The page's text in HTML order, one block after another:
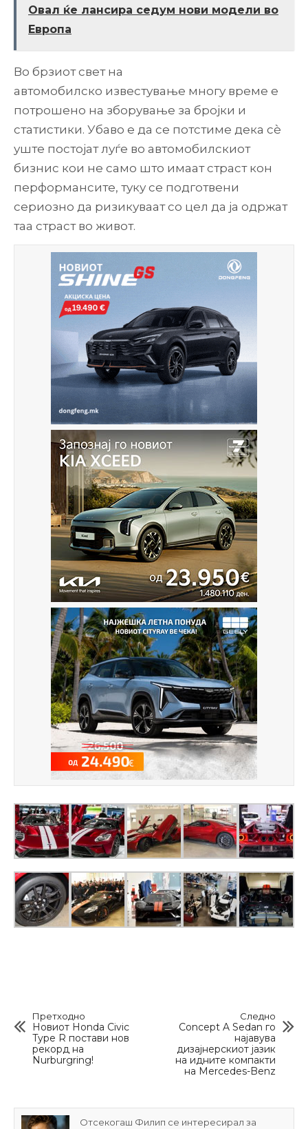
Овал ќе лансира седум нови модели во
Европа
Во брзиот свет на
автoмобилско известување многу време е
потрошено на зборување за бројки и
статистики. Убаво е да се потстиме дека сè
уште постојат луѓе во автомобилскиот
бизнис кои не само што имаат страст кон
перформансите, туку се подготвени
сериозно да ризикуваат со цел да ја одржат
таа страст во живот.
Претходно
Новиот Honda Civic
Type R постави нов
рекорд на
Nurburgring!
Следно
Concept A Sedan го
најавува
дизајнерскиот јазик
на идните компакти
на Mercedes-Benz
Отсекогаш Филип се интересирал за